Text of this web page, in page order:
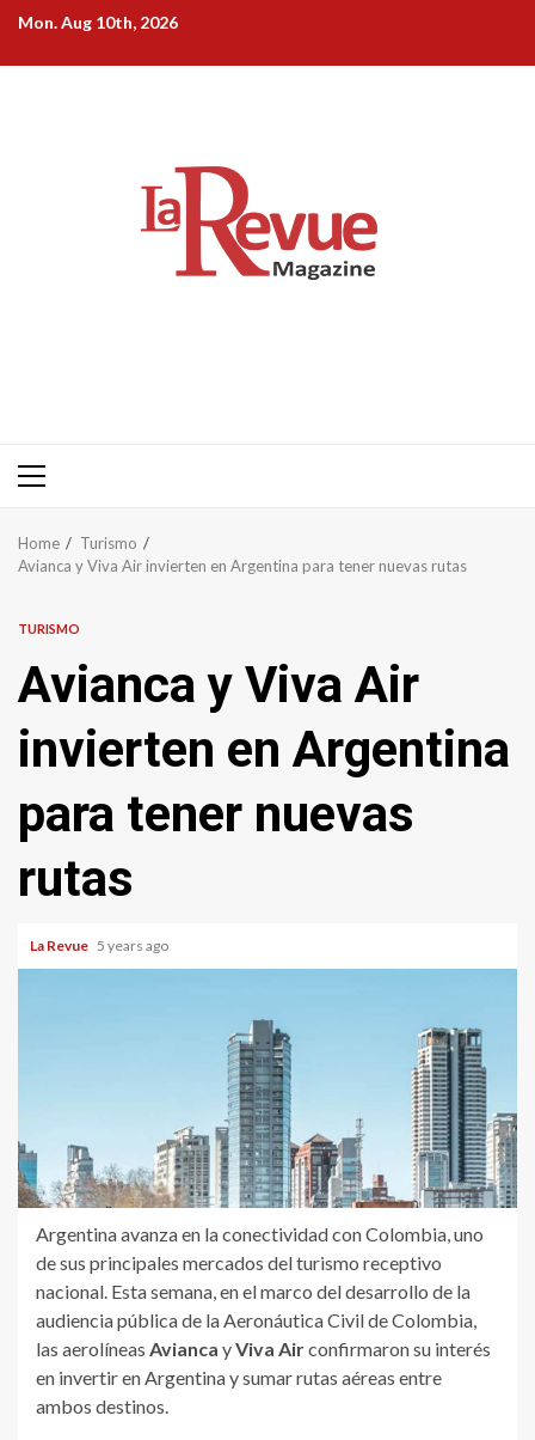
Skip
content
Mon. Aug 10th, 2026
Primary
Home
Turismo
Avianca y Viva Air invierten en Argentina para tener nuevas rutas
TURISMO
Avianca y Viva Air
invierten en Argentina
para tener nuevas
rutas
La Revue 5 years ago
Argentina avanza en la conectividad con Colombia, uno
de sus principales mercados del turismo receptivo
nacional. Esta semana, en el marco del desarrollo de la
audiencia pública de la Aeronáutica Civil de Colombia,
las aerolíneas Avianca yViva Airconfirmaron su interés
en invertir en Argentina y sumar rutas aéreas entre
ambos destinos.